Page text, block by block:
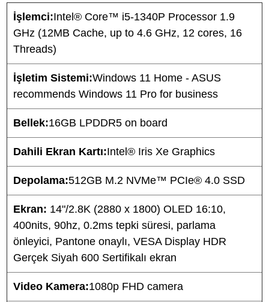
İşlemci:Intel® Core™ i5-1340P Processor 1.9
GHz (12MB Cache, up to 4.6 GHz, 12 cores, 16
Threads)
İşletim Sistemi:Windows 11 Home - ASUS
recommends Windows 11 Pro for business
Bellek:16GB LPDDR5 on board
Dahili Ekran Kartı:Intel® Iris Xe Graphics
Depolama:512GB M.2 NVMe™ PCIe® 4.0 SSD
Ekran: 14"/2.8K (2880 x 1800) OLED 16:10,
400nits, 90hz, 0.2ms tepki süresi, parlama
önleyici, Pantone onaylı, VESA Display HDR
Gerçek Siyah 600 Sertifikalı ekran
Video Kamera:1080p FHD camera